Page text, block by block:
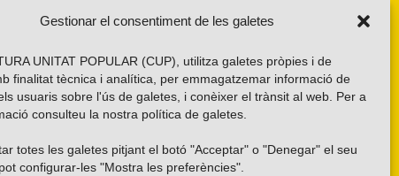
Gestionar el consentiment de les galetes
UNITAT POPULAR (CUP), utilitza galetes pròpies i de
finalitat tècnica i analítica, per emmagatzemar informació de
usuaris sobre l'ús de galetes, i conèixer el trànsit al web. Per a
consulteu la nostra política de galetes
totes les galetes pitjant el botó "Acceptar" o "Denegar" el seu
configurar-les "Mostra les preferències".